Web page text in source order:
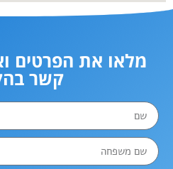
מלאו את הפרטים
קשר